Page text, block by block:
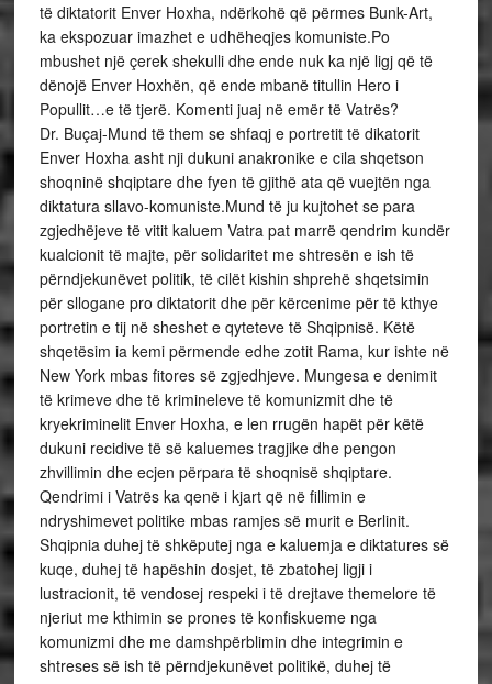
të diktatorit Enver Hoxha, ndërkohë që përmes Bunk-Art,
ka ekspozuar imazhet e udhëheqjes komuniste.Po
mbushet një çerek shekulli dhe ende nuk ka një ligj që të
dënojë Enver Hoxhën, që ende mbanë titullin Hero i
Popullit…e të tjerë. Komenti juaj në emër të Vatrës?
Dr. Buçaj-Mund të them se shfaqj e portretit të dikatorit
Enver Hoxha asht nji dukuni anakronike e cila shqetson
shoqninë shqiptare dhe fyen të gjithë ata që vuejtën nga
diktatura sllavo-komuniste.Mund të ju kujtohet se para
zgjedhëjeve të vitit kaluem Vatra pat marrë qendrim kundër
kualcionit të majte, për solidaritet me shtresën e ish të
përndjekunëvet politik, të cilët kishin shprehë shqetsimin
për sllogane pro diktatorit dhe për kërcenime për të kthye
portretin e tij në sheshet e qyteteve të Shqipnisë. Këtë
shqetësim ia kemi përmende edhe zotit Rama, kur ishte në
New York mbas fitores së zgjedhjeve. Mungesa e denimit
të krimeve dhe të krimineleve të komunizmit dhe të
kryekriminelit Enver Hoxha, e len rrugën hapët për këtë
dukuni recidive të së kaluemes tragjike dhe pengon
zhvillimin dhe ecjen përpara të shoqnisë shqiptare.
Qendrimi i Vatrës ka qenë i kjart që në fillimin e
ndryshimevet politike mbas ramjes së murit e Berlinit.
Shqipnia duhej të shkëputej nga e kaluemja e diktatures së
kuqe, duhej të hapëshin dosjet, të zbatohej ligji i
lustracionit, të vendosej respeki i të drejtave themelore të
njeriut me kthimin se prones të konfiskueme nga
komunizmi dhe me damshpërblimin dhe integrimin e
shtreses së ish të përndjekunëvet politikë, duhej të